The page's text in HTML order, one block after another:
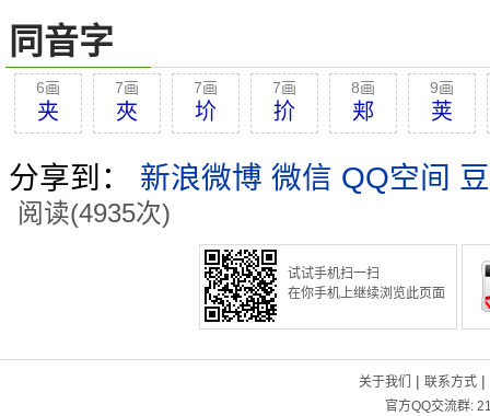
同音字
6画
夹
7画
夾
7画
圿
7画
扴
8画
郏
9画
荚
分享到： 新浪微博 微信 QQ空间
阅读(4935次)
试试手机扫一扫
在你手机上继续浏览此页面
关于我们 | 联系方式|
官方QQ交流群: